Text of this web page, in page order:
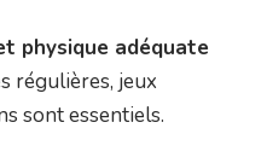
physique adéquate
régulières, jeux
sont essentiels.